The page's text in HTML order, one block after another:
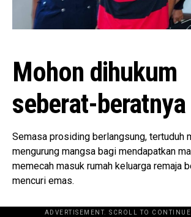
Mohon dihukum
seberat-beratnya
Semasa prosiding berlangsung, tertuduh
mengurung mangsa bagi mendapatkan
memecah masuk rumah keluarga remaja
mencuri emas.
ADVERTISEMENT. SCROLL TO